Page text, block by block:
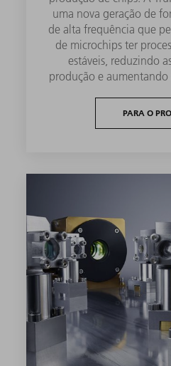
uma nova geração de
de alta frequência que
de microchips ter
estáveis, reduzindo
produção e
PARA O